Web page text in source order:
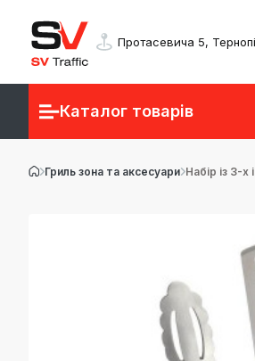
Протасевича 5,
Каталог товарів
Гриль зона та аксесуари Набір із 3-